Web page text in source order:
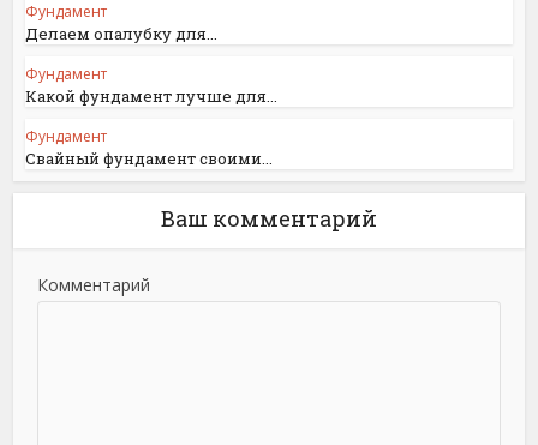
Фундамент
Делаем опалубку для...
Фундамент
Какой фундамент лучше для...
Фундамент
Свайный фундамент своими...
Ваш комментарий
Комментарий